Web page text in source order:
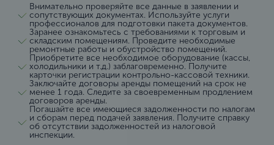
Внимательно проверяйте все данные в заявлении и
сопутствующих документах. Используйте услуги
профессионалов для подготовки пакета документов.
Заранее ознакомьтесь с требованиями к торговым и
складским помещениям. Проведите необходимые
ремонтные работы и обустройство помещений.
Приобретите все необходимое оборудование (кассы,
холодильники и т.д.) заблаговременно. Получите
карточки регистрации контрольно-кассовой техники.
Заключайте договоры аренды помещений на срок не
менее 1 года. Следите за своевременным продлением
договоров аренды.
Погашайте все имеющиеся задолженности по налогам
и сборам перед подачей заявления. Получите справку
об отсутствии задолженностей из налоговой
инспекции.